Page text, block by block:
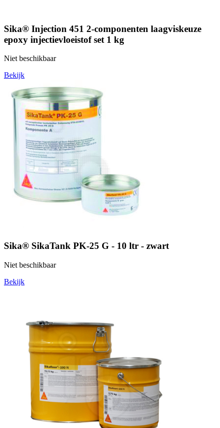
Sika® Injection 451 2-componenten laagviskeuze
epoxy injectievloeistof set 1 kg
Niet beschikbaar
Bekijk
Sika® SikaTank PK-25 G - 10 ltr - zwart
Niet beschikbaar
Bekijk